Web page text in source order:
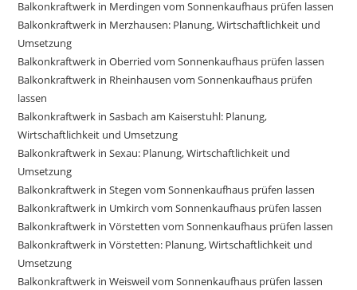
Balkonkraftwerk in Merdingen vom Sonnenkaufhaus prüfen lassen
Balkonkraftwerk in Merzhausen: Planung, Wirtschaftlichkeit und
Umsetzung
Balkonkraftwerk in Oberried vom Sonnenkaufhaus prüfen lassen
Balkonkraftwerk in Rheinhausen vom Sonnenkaufhaus prüfen
lassen
Balkonkraftwerk in Sasbach am Kaiserstuhl: Planung,
Wirtschaftlichkeit und Umsetzung
Balkonkraftwerk in Sexau: Planung, Wirtschaftlichkeit und
Umsetzung
Balkonkraftwerk in Stegen vom Sonnenkaufhaus prüfen lassen
Balkonkraftwerk in Umkirch vom Sonnenkaufhaus prüfen lassen
Balkonkraftwerk in Vörstetten vom Sonnenkaufhaus prüfen lassen
Balkonkraftwerk in Vörstetten: Planung, Wirtschaftlichkeit und
Umsetzung
Balkonkraftwerk in Weisweil vom Sonnenkaufhaus prüfen lassen